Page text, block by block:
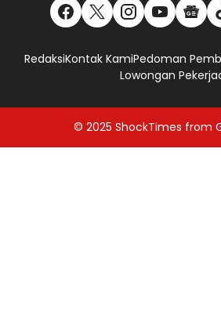
RedaksiKontak KamiPedoman
Lowongan
© 2025 ShockTimes from